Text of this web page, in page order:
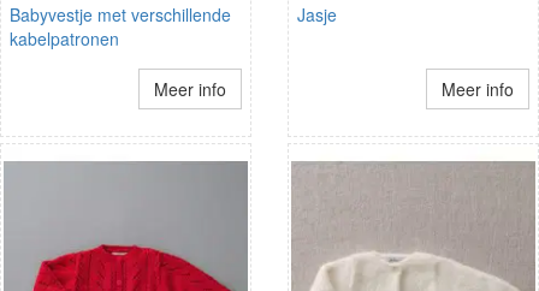
Babyvestje met verschillende
kabelpatronen
Meer info
Jasje
Meer info